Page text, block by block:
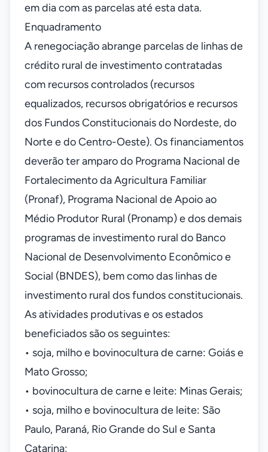
em dia com as parcelas até esta data.
Enquadramento
A renegociação abrange parcelas de linhas de
crédito rural de investimento contratadas
com recursos controlados (recursos
equalizados, recursos obrigatórios e recursos
dos Fundos Constitucionais do Nordeste, do
Norte e do Centro-Oeste). Os financiamentos
deverão ter amparo do Programa Nacional de
Fortalecimento da Agricultura Familiar
(Pronaf), Programa Nacional de Apoio ao
Médio Produtor Rural (Pronamp) e dos demais
programas de investimento rural do Banco
Nacional de Desenvolvimento Econômico e
Social (BNDES), bem como das linhas de
investimento rural dos fundos constitucionais.
As atividades produtivas e os estados
beneficiados são os seguintes:
• soja, milho e bovinocultura de carne: Goiás e
Mato Grosso;
• bovinocultura de carne e leite: Minas Gerais;
• soja, milho e bovinocultura de leite: São
Paulo, Paraná, Rio Grande do Sul e Santa
Catarina;